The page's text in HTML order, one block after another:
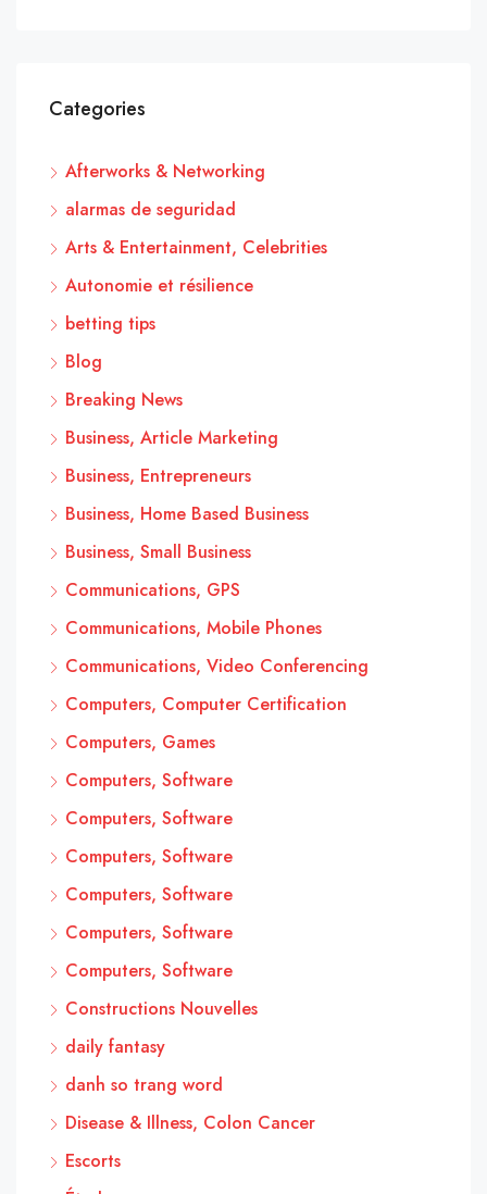
Categories
Afterworks & Networking
alarmas de seguridad
Arts & Entertainment, Celebrities
Autonomie et résilience
betting tips
Blog
Breaking News
Business, Article Marketing
Business, Entrepreneurs
Business, Home Based Business
Business, Small Business
Communications, GPS
Communications, Mobile Phones
Communications, Video Conferencing
Computers, Computer Certification
Computers, Games
Computers, Software
Computers, Software
Computers, Software
Computers, Software
Computers, Software
Computers, Software
Constructions Nouvelles
daily fantasy
danh so trang word
Disease & Illness, Colon Cancer
Escorts